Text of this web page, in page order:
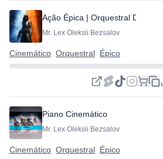
Ação Épica | Orquestral Dinâmico
Mr. Lex Oleksii Bezsalov
Cinemático Orquestral Épico
Piano Cinemático
Mr. Lex Oleksii Bezsalov
Cinemático Orquestral Épico